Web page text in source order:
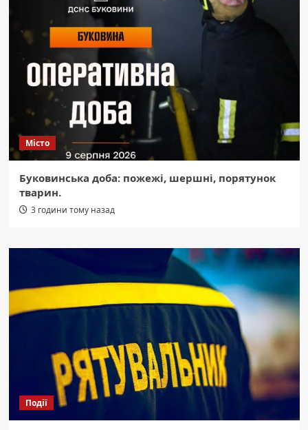
Місто
Буковинська доба: пожежі, шершні, порятунок
тварин.
3 години тому назад
Події